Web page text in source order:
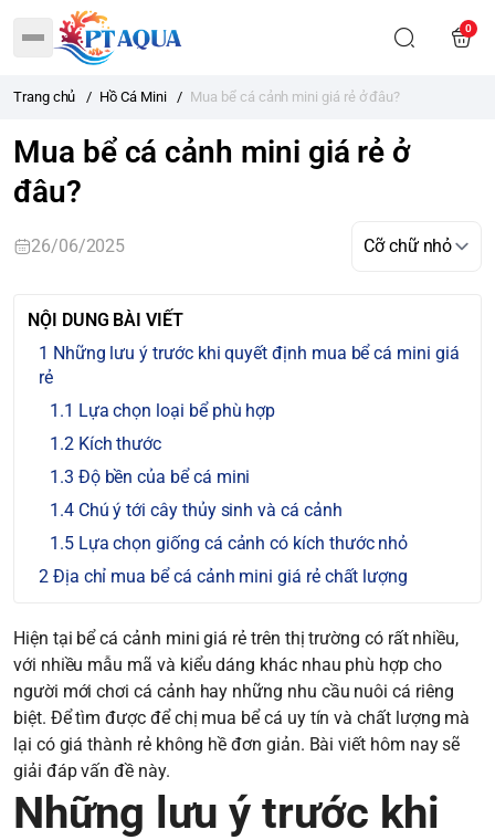
0
Trang chủ / Hồ Cá Mini / Mua bể cá cảnh mini giá rẻ ở đâu?
Mua bể cá cảnh mini giá rẻ ở
đâu?
26/06/2025
NỘI DUNG BÀI VIẾT
Những lưu ý trước khi quyết định mua bể cá mini giá
rẻ
Lựa chọn loại bể phù hợp
Kích thước
Độ bền của bể cá mini
Chú ý tới cây thủy sinh và cá cảnh
Lựa chọn giống cá cảnh có kích thước nhỏ
Địa chỉ mua bể cá cảnh mini giá rẻ chất lượng
Hiện tại bể cá cảnh mini giá rẻ trên thị trường có rất nhiều,
với nhiều mẫu mã và kiểu dáng khác nhau phù hợp cho
người mới chơi cá cảnh hay những nhu cầu nuôi cá riêng
biệt. Để tìm được để chị mua bể cá uy tín và chất lượng mà
lại có giá thành rẻ không hề đơn giản. Bài viết hôm nay sẽ
giải đáp vấn đề này.
Những lưu ý trước khi